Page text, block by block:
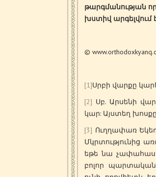
թարգմանության
խստիվ արգելվում
©
[1]Սրբի վարքը
[2] Սբ. Արսենի
կար: Այստեղ
[3] Ուղղափառ
Մկրտությունից
եթե նա չափահաս
բոլոր